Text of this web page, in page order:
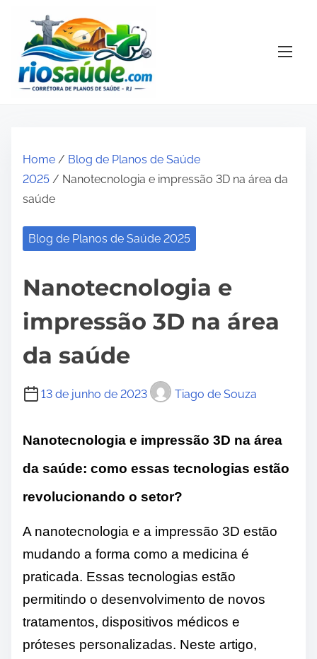
Home / Blog de Planos de Saúde
2025 / Nanotecnologia e impressão 3D na área da
saúde
Blog de Planos de Saúde 2025
Nanotecnologia e
impressão 3D na área
da saúde
13 de junho de 2023 Tiago de Souza
Nanotecnologia e impressão 3D na área
da saúde: como essas tecnologias estão
revolucionando o setor?
A nanotecnologia e a impressão 3D estão
mudando a forma como a medicina é
praticada. Essas tecnologias estão
permitindo o desenvolvimento de novos
tratamentos, dispositivos médicos e
próteses personalizadas. Neste artigo,